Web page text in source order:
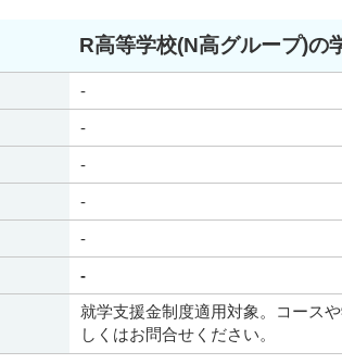
R高等学校(N高グループ)の
-
-
-
-
-
-
就学支援金制度適用対象。コース
しくはお問合せください。